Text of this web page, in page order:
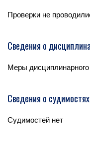
Проверки не
Сведения о
Меры
Сведения о судимостях
Судимостей нет